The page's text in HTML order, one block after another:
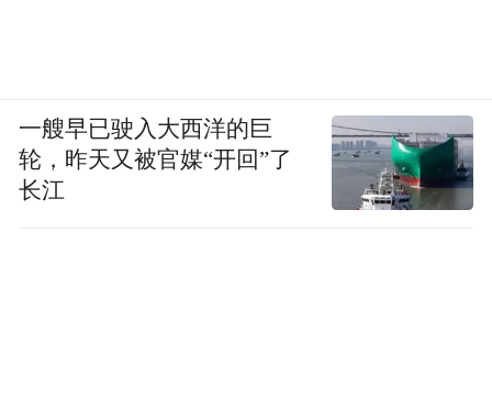
一艘早已驶入大西洋的巨
轮，昨天又被官媒“开回”了
长江